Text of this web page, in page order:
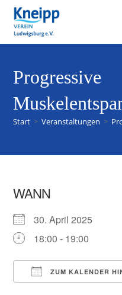
Progressive
Start > Veranstaltungen >
WANN
30. April 2025
18:00 - 19:00
ZUM KALENDER